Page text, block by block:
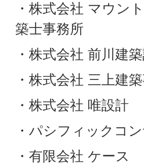
・株式会社 マウン
築士事務所
・株式会社 前川建
・株式会社 三上建
・株式会社 唯設計
・パシフィックコ
・有限会社 ケース